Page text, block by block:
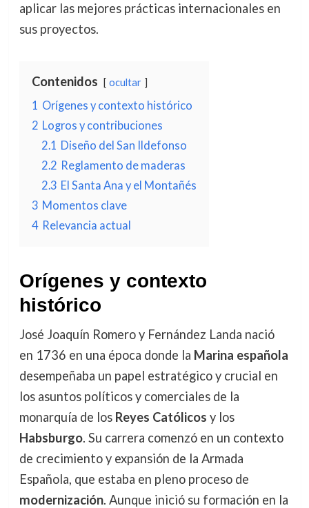
aplicar las mejores prácticas internacionales en
sus proyectos.
Contenidos ocultar
1 Orígenes y contexto histórico
2 Logros y contribuciones
2.1 Diseño del San Ildefonso
2.2 Reglamento de maderas
2.3 El Santa Ana y el Montañés
3 Momentos clave
4 Relevancia actual
Orígenes y contexto
histórico
José Joaquín Romero y Fernández Landa nació
en 1736 en una época donde la Marina española
desempeñaba un papel estratégico y crucial en
los asuntos políticos y comerciales de la
monarquía de los Reyes Católicos y los
Habsburgo. Su carrera comenzó en un contexto
de crecimiento y expansión de la Armada
Española, que estaba en pleno proceso de
modernización. Aunque inició su formación en la